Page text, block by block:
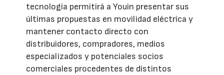
tecnología permitirá a Youin presentar sus
últimas propuestas en movilidad eléctrica y
mantener contacto directo con
distribuidores, compradores, medios
especializados y potenciales socios
comerciales procedentes de distintos